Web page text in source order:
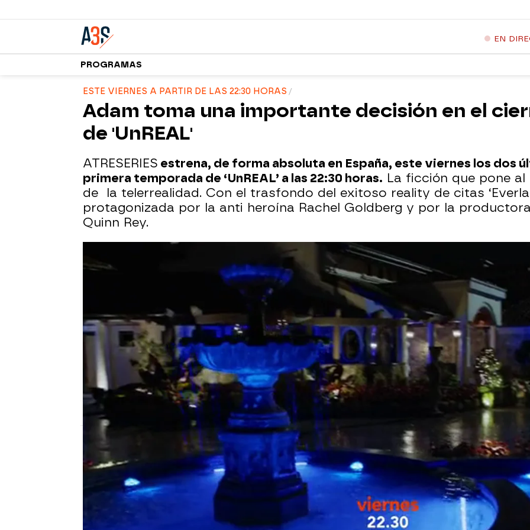
EN
PROGRAMAS
ESTE VIERNES A PARTIR DE LAS 22:30 HORAS
Adam toma una importante decisión en el
de 'UnREAL'
ATRESERIES estrena, de forma absoluta en España, este viernes los dos
primera temporada de ‘UnREAL’ a las 22:30 horas. La ficción que pone
de la telerrealidad. Con el trasfondo del exitoso reality de citas
protagonizada por la anti heroína Rachel Goldberg y por la
Quinn Rey.
Publicado: 30 de marzo de 2016, 11:18
WhatsappFacebook
UnREAL’ es una mirada reveladora de lo que sucede en el
extravagante mundo de la televisión sin un guión donde ser
un concursante puede ser vicioso y la producción es una otra